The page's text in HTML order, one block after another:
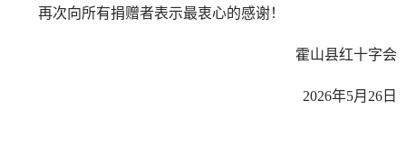
再次向所有捐赠者表示最衷心的感谢！
霍山县红十字会
2026年5月26日